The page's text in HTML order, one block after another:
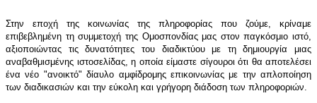
Στην εποχή της κοινωνίας της πληροφορίας που ζούμε, κρίναμε
επιβεβλημένη τη συμμετοχή της Ομοσπονδίας μας στον παγκόσμιο ιστό,
αξιοποιώντας τις δυνατότητες του διαδικτύου με τη δημιουργία μιας
αναβαθμισμένης ιστοσελίδας, η οποία είμαστε σίγουροι ότι θα αποτελέσει
ένα νέο "ανοικτό" δίαυλο αμφίδρομης επικοινωνίας με την απλοποίηση
των διαδικασιών και την εύκολη και γρήγορη διάδοση των πληροφοριών.